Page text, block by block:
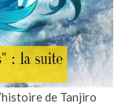
de Tanjiro